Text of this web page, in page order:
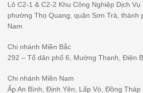
Lô C2-1 & C2-2 Khu Công Nghiệp Dịch
phường Thọ Quang, quận Sơn Trà, thành
Nam
Chi nhánh Miền Bắc
292 – Tổ dân phố 6, Mường Thanh, Điện
Chi nhánh Miền Nam
Ấp An Bình, Định Yên, Lấp Vò, Đồng Tháp